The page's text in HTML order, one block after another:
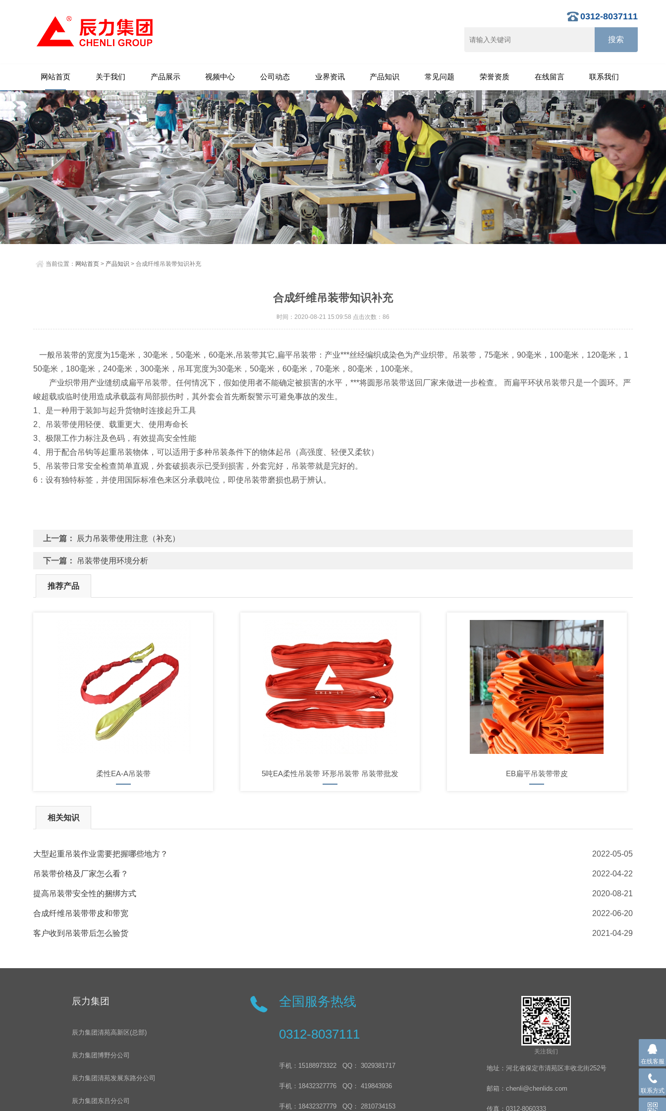
0312-8037111
网站首页 关于我们 产品展示 视频中心 公司动态 业界资讯 产品知识 常见问题 荣誉资质 在线留言 联系我们
当前位置： 网站首页 > 产品知识 > 合成纤维吊装带知识补充
合成纤维吊装带知识补充
时间：2020-08-21 15:09:58 点击次数：86
一般吊装带的宽度为15毫米，30毫米，50毫米，60毫米,吊装带其它,扁平吊装带：产业***丝经编织成染色为产业织带。吊装带，75毫米，90毫米，100毫米，120毫米，1
50毫米，180毫米，240毫米，300毫米，吊耳宽度为30毫米，50毫米，60毫米，70毫米，80毫米，100毫米。
产业织带用产业缝纫成扁平吊装带。任何情况下，假如使用者不能确定被损害的水平，***将圆形吊装带送回厂家来做进一步检查。 而扁平环状吊装带只是一个圆环。严
峻超载或临时使用造成承载蕊有局部损伤时，其外套会首先断裂警示可避免事故的发生。
1、是一种用于装卸与起升货物时连接起升工具
2、吊装带使用轻便、载重更大、使用寿命长
3、极限工作力标注及色码，有效提高安全性能
4、用于配合吊钩等起重吊装物体，可以适用于多种吊装条件下的物体起吊（高强度、轻便又柔软）
5、吊装带日常安全检查简单直观，外套破损表示已受到损害，外套完好，吊装带就是完好的。
6：设有独特标签，并使用国际标准色来区分承载吨位，即使吊装带磨损也易于辨认。
上一篇： 辰力吊装带使用注意（补充）
下一篇： 吊装带使用环境分析
推荐产品
柔性EA-A吊装带 5吨EA柔性吊装带 环形吊装带 吊装带批发 EB扁平吊装带带皮
相关知识
大型起重吊装作业需要把握哪些地方？ 2022-05-05
吊装带价格及厂家怎么看？ 2022-04-22
提高吊装带安全性的捆绑方式 2020-08-21
合成纤维吊装带带皮和带宽 2022-06-20
客户收到吊装带后怎么验货 2021-04-29
辰力集团
辰力集团清苑高新区(总部)
辰力集团博野分公司
辰力集团清苑发展东路分公司
辰力集团东吕分公司
全国服务热线
0312-8037111
手机：15188973322 QQ： 3029381717
手机：18432327776 QQ： 419843936
手机：18432327779 QQ： 2810734153
关注我们
地址：河北省保定市清苑区丰收北街252号
邮箱：chenli@chenlids.com
传真：0312-8060333
在线客服
联系方式